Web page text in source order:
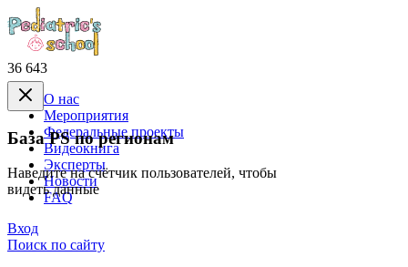
36 643
База PS по регионам
Наведите на счётчик пользователей, чтобы
видеть данные
О нас
Mероприятия
Федеральные проекты
Видеокнига
Эксперты
Новости
FAQ
Вход
Поиск по сайту